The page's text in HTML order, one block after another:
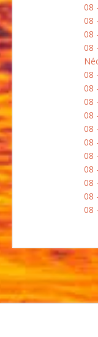
08
08
08
08
08
08
08
08
08
08
08
08
08
08
08